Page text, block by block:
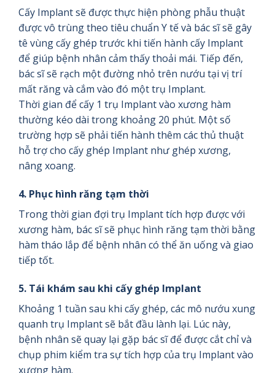
Cấy Implant sẽ được thực hiện phòng phẫu thuật
được vô trùng theo tiêu chuẩn Y tế và bác sĩ sẽ gây
tê vùng cấy ghép trước khi tiến hành cấy Implant
để giúp bệnh nhân cảm thấy thoải mái. Tiếp đến,
bác sĩ sẽ rạch một đường nhỏ trên nướu tại vị trí
mất răng và cắm vào đó một trụ Implant.
Thời gian để cấy 1 trụ Implant vào xương hàm
thường kéo dài trong khoảng 20 phút. Một số
trường hợp sẽ phải tiến hành thêm các thủ thuật
hỗ trợ cho cấy ghép Implant như ghép xương,
nâng xoang.
4. Phục hình răng tạm thời
Trong thời gian đợi trụ Implant tích hợp được với
xương hàm, bác sĩ sẽ phục hình răng tạm thời bằng
hàm tháo lắp để bệnh nhân có thể ăn uống và giao
tiếp tốt.
5. Tái khám sau khi cấy ghép Implant
Khoảng 1 tuần sau khi cấy ghép, các mô nướu xung
quanh trụ Implant sẽ bắt đầu lành lại. Lúc này,
bệnh nhân sẽ quay lại gặp bác sĩ để được cắt chỉ và
chụp phim kiểm tra sự tích hợp của trụ Implant vào
xương hàm.